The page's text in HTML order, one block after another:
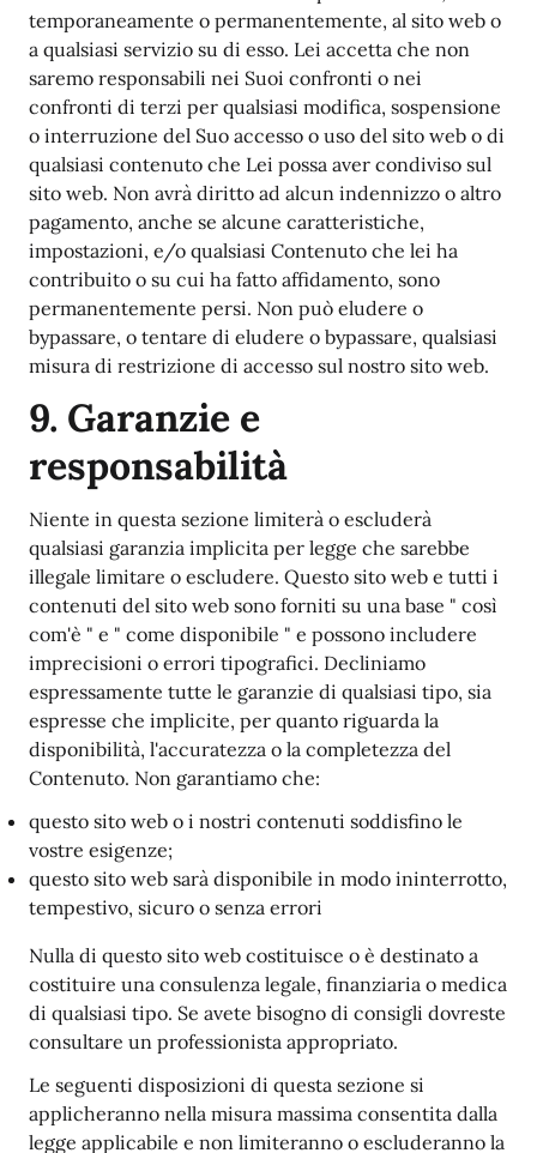
temporaneamente o permanentemente, al sito web o
a qualsiasi servizio su di esso. Lei accetta che non
saremo responsabili nei Suoi confronti o nei
confronti di terzi per qualsiasi modifica, sospensione
o interruzione del Suo accesso o uso del sito web o di
qualsiasi contenuto che Lei possa aver condiviso sul
sito web. Non avrà diritto ad alcun indennizzo o altro
pagamento, anche se alcune caratteristiche,
impostazioni, e/o qualsiasi Contenuto che lei ha
contribuito o su cui ha fatto affidamento, sono
permanentemente persi. Non può eludere o
bypassare, o tentare di eludere o bypassare, qualsiasi
misura di restrizione di accesso sul nostro sito web.
9. Garanzie e
responsabilità
Niente in questa sezione limiterà o escluderà
qualsiasi garanzia implicita per legge che sarebbe
illegale limitare o escludere. Questo sito web e tutti i
contenuti del sito web sono forniti su una base " così
com'è " e " come disponibile " e possono includere
imprecisioni o errori tipografici. Decliniamo
espressamente tutte le garanzie di qualsiasi tipo, sia
espresse che implicite, per quanto riguarda la
disponibilità, l'accuratezza o la completezza del
Contenuto. Non garantiamo che:
questo sito web o i nostri contenuti soddisfino le
vostre esigenze;
questo sito web sarà disponibile in modo ininterrotto,
tempestivo, sicuro o senza errori
Nulla di questo sito web costituisce o è destinato a
costituire una consulenza legale, finanziaria o medica
di qualsiasi tipo. Se avete bisogno di consigli dovreste
consultare un professionista appropriato.
Le seguenti disposizioni di questa sezione si
applicheranno nella misura massima consentita dalla
legge applicabile e non limiteranno o escluderanno la